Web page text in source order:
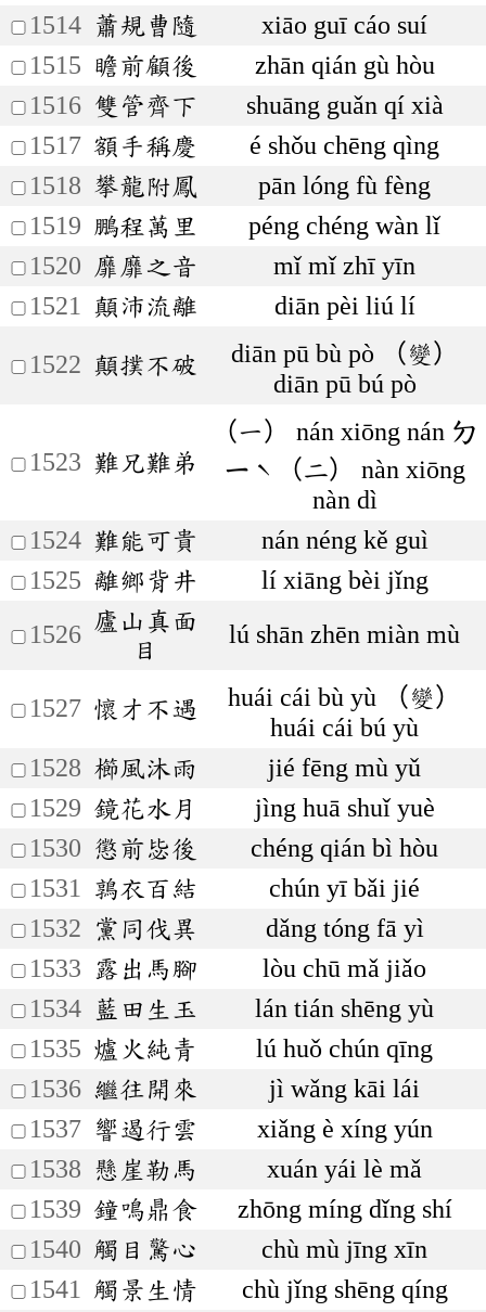
1514 蕭規曹隨
xiāo guī cáo suí
1515 瞻前顧後
zhān qián gù hòu
1516 雙管齊下
shuāng guǎn qí xià
1517 額手稱慶
é shǒu chēng qìng
1518 攀龍附鳳
pān lóng fù fèng
1519 鵬程萬里
péng chéng wàn lǐ
1520 靡靡之音
mǐ mǐ zhī yīn
1521
顛沛流離 diān pèi liú lí
1522 顛撲不破
diān pū bù pò （變）
diān pū bú pò
1523 難兄難弟
（一） nán xiōng nán ㄉ
ㄧˋ（二） nàn xiōng
nàn dì
1524 難能可貴
nán néng kě guì
1525 離鄉背井
lí xiāng bèi jǐng
1526 廬山真面
目
lú shān zhēn miàn mù
1527 懷才不遇
huái cái bù yù （變）
huái cái bú yù
1528 櫛風沐雨
jié fēng mù yǔ
1529 鏡花水月
jìng huā shuǐ yuè
1530 懲前毖後
chéng qián bì hòu
1531
鶉衣百結
chún yī bǎi jié
1532 黨同伐異
dǎng tóng fā yì
1533
露出馬腳
lòu chū mǎ jiǎo
1534 藍田生玉
lán tián shēng yù
1535 爐火純青
lú huǒ chún qīng
1536 繼往開來
jì wǎng kāi lái
1537 響遏行雲
xiǎng è xíng yún
1538 懸崖勒馬
xuán yái lè mǎ
1539 鐘鳴鼎食
zhōng míng dǐng shí
1540 觸目驚心
chù mù jīng xīn
1541
觸景生情
chù jǐng shēng qíng